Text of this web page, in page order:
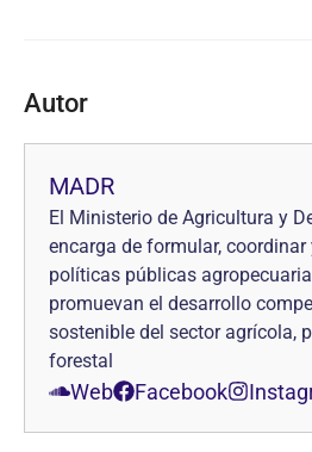
Autor
MADR
El Ministerio de Agricultura y
encarga de formular,
políticas públicas
promuevan el desarrollo
sostenible del sector agrícola,
forestal
Web Facebook